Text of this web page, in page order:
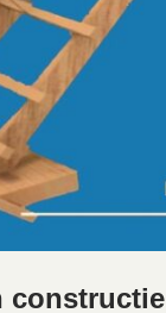
constructie